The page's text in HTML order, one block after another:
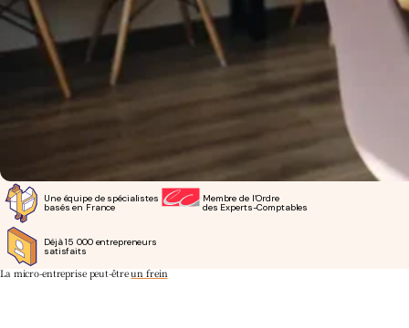
Une équipe de spécialistes
basés en France
Membre de l’Ordre
des Experts-Comptables
Déjà 15 000 entrepreneurs
satisfaits
La micro-entreprise peut-êtreun frein